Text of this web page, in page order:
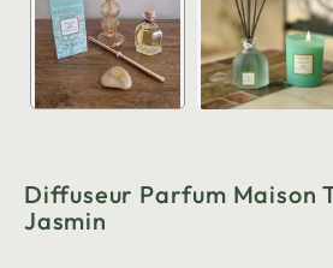
Diffuseur Parfum Maison
Jasmin